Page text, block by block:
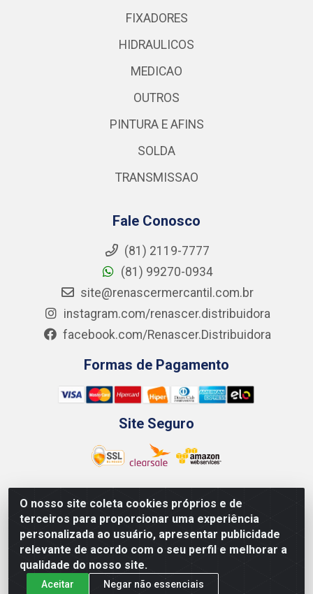
O nosso site coleta cookies próprios e de
terceiros para proporcionar uma experiência
personalizada ao usuário, apresentar publicidade
relevante de acordo com o seu perfil e melhorar a
qualidade do nosso site.
Aceitar Negar não essenciais
FIXADORES
HIDRAULICOS
MEDICAO
OUTROS
PINTURA E AFINS
SOLDA
TRANSMISSAO
Fale Conosco
(81) 2119-7777
(81) 99270-0934
site@renascermercantil.com.br
instagram.com/renascer.distribuidora
facebook.com/Renascer.Distribuidora
Formas de Pagamento
Site Seguro
Renascer Distribuidora - Rua São Miguel, 1845 -
Afogados - Recife / PE - CEP 50850-000 - CNPJ
07.264.693/0001-79